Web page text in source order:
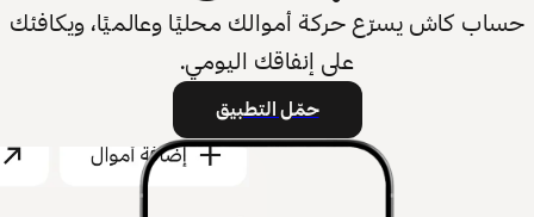
كاش يسرّع حركة أموالك محليًا وعالميًا، ويكافئك
على إنفاقك اليومي.
حمّل التطبيق